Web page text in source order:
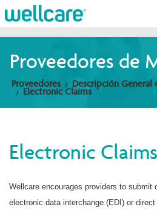
Miembros
Proveedores
Intermediarios
Proveedores de
Proveedores Descripción General
Electronic Claims
Electronic Claims
Wellcare encourages providers to submit
electronic data interchange (EDI) or